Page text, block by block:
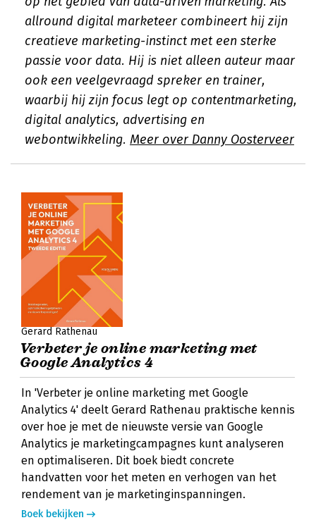
allround digital marketeer combineert hij zijn
creatieve marketing-instinct met een sterke
passie voor data. Hij is niet alleen auteur maar
ook een veelgevraagd spreker en trainer,
waarbij hij zijn focus legt op contentmarketing,
digital analytics, advertising en
webontwikkeling. Meer over Danny Oosterveer
Gerard Rathenau
Verbeter je online marketing met
Google Analytics 4
In 'Verbeter je online marketing met Google
Analytics 4' deelt Gerard Rathenau praktische kennis
over hoe je met de nieuwste versie van Google
Analytics je marketingcampagnes kunt analyseren
en optimaliseren. Dit boek biedt concrete
handvatten voor het meten en verhogen van het
rendement van je marketinginspanningen.
Boek bekijken